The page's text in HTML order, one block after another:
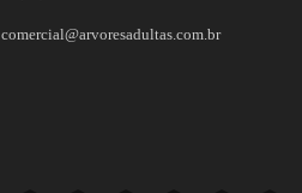
comercial@arvoresadultas.com.br